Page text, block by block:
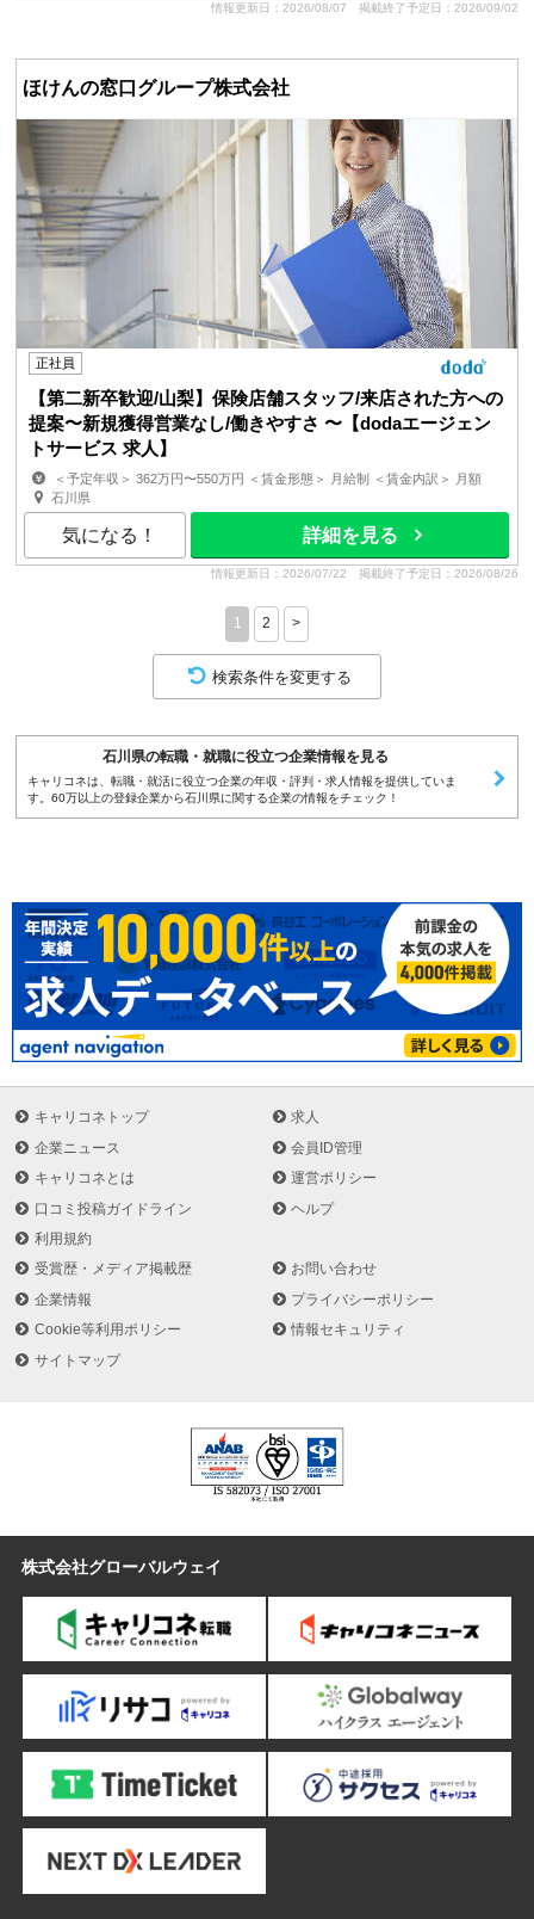
情報更新日：2026/08/07 掲載終了予定日：2026/09/02
ほけんの窓口グループ株式会社
正社員
【第二新卒歓迎/山梨】保険店舗スタッフ/来店された方への
提案〜新規獲得営業なし/働きやすさ 〜【dodaエージェン
トサービス 求人】
＜予定年収＞ 362万円〜550万円 ＜賃金形態＞ 月給制 ＜賃金内訳＞ 月額
（基本給）：243,000円〜368,000円 ＜月給＞ 2...
石川県
気になる！ 詳細を見る
情報更新日：2026/07/22 掲載終了予定日：2026/08/26
1 2 >
検索条件を変更する
石川県の転職・就職に役立つ企業情報を見る
キャリコネは、転職・就活に役立つ企業の年収・評判・求人情報を提供していま
す。60万以上の登録企業から石川県に関する企業の情報をチェック！
キャリコネトップ
求人
企業ニュース
会員ID管理
キャリコネとは
運営ポリシー
口コミ投稿ガイドライン
ヘルプ
利用規約
受賞歴・メディア掲載歴
お問い合わせ
企業情報
プライバシーポリシー
Cookie等利用ポリシー
情報セキュリティ
サイトマップ
株式会社グローバルウェイ